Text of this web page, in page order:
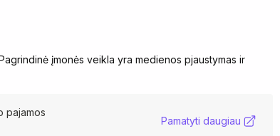
įmonės veikla yra medienos pjaustymas ir
pajamos
Pamatyti daugiau